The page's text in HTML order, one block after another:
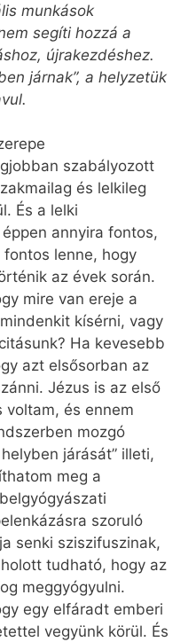
munkások
segíti hozzá a
újrakezdéshez.
járnak”, a helyzetük
szabályozott
és lelkileg
És a lelki
annyira fontos,
lenne, hogy
az évek során.
mire van ereje a
kísérni, vagy
Ha kevesebb
azt elsősorban az
Jézus is az első
voltam, és ennem
mozgó
járását” illeti,
meg a
szoruló
senki sziszifuszinak,
tudható, hogy az
meggyógyulni.
egy elfáradt emberi
vegyünk körül. És